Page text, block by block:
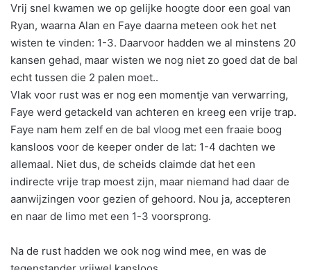
Vrij snel kwamen we op gelijke hoogte door een goal van
Ryan, waarna Alan en Faye daarna meteen ook het net
wisten te vinden: 1-3. Daarvoor hadden we al minstens 20
kansen gehad, maar wisten we nog niet zo goed dat de bal
echt tussen die 2 palen moet..
Vlak voor rust was er nog een momentje van verwarring,
Faye werd getackeld van achteren en kreeg een vrije trap.
Faye nam hem zelf en de bal vloog met een fraaie boog
kansloos voor de keeper onder de lat: 1-4 dachten we
allemaal. Niet dus, de scheids claimde dat het een
indirecte vrije trap moest zijn, maar niemand had daar de
aanwijzingen voor gezien of gehoord. Nou ja, accepteren
en naar de limo met een 1-3 voorsprong.
Na de rust hadden we ook nog wind mee, en was de